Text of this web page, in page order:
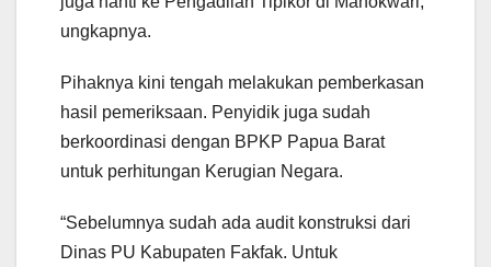
ungkapnya.
Pihaknya kini tengah melakukan pemberkasan
hasil pemeriksaan. Penyidik juga sudah
berkoordinasi dengan BPKP Papua Barat
untuk perhitungan Kerugian Negara.
“Sebelumnya sudah ada audit konstruksi dari
Dinas PU Kabupaten Fakfak. Untuk